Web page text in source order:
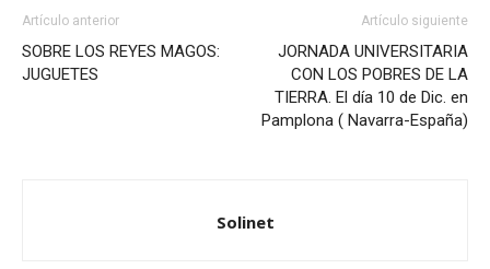
Artículo anterior
SOBRE LOS REYES MAGOS:
JUGUETES
Artículo siguiente
JORNADA UNIVERSITARIA
CON LOS POBRES DE LA
TIERRA. El día 10 de Dic. en
Pamplona ( Navarra-España)
Solinet